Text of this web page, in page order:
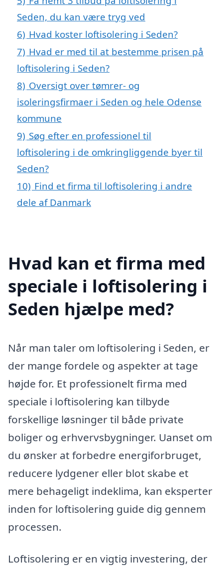
Seden, du kan være tryg ved
6) Hvad koster loftisolering i Seden?
7) Hvad er med til at bestemme prisen på
loftisolering i Seden?
8) Oversigt over tømrer- og
isoleringsfirmaer i Seden og hele Odense
kommune
9) Søg efter en professionel til
loftisolering i de omkringliggende byer til
Seden?
10) Find et firma til loftisolering i andre
dele af Danmark
Hvad kan et firma med
speciale i loftisolering i
Seden hjælpe med?
Når man taler om loftisolering i Seden, er
der mange fordele og aspekter at tage
højde for. Et professionelt firma med
speciale i loftisolering kan tilbyde
forskellige løsninger til både private
boliger og erhvervsbygninger. Uanset om
du ønsker at forbedre energiforbruget,
reducere lydgener eller blot skabe et
mere behageligt indeklima, kan eksperter
inden for loftisolering guide dig gennem
processen.
Loftisolering er en vigtig investering, der